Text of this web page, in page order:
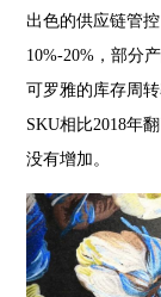
出色的供应链管
10%-20% ，部分
可罗雅的库存周
SKU相比2018年
没有增加。